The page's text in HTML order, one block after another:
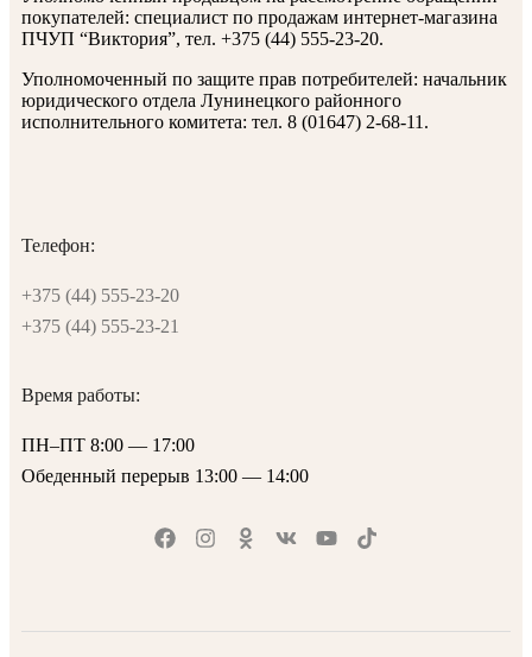
покупателей: специалист по продажам интернет-магазина
ПЧУП “Виктория”, тел. +375 (44) 555-23-20.
Уполномоченный по защите прав потребителей: начальник
юридического отдела Лунинецкого районного
исполнительного комитета: тел. 8 (01647) 2-68-11.
Телефон:
+375 (44) 555-23-20
+375 (44) 555-23-21
Время работы:
ПН–ПТ 8:00 — 17:00
Обеденный перерыв 13:00 — 14:00